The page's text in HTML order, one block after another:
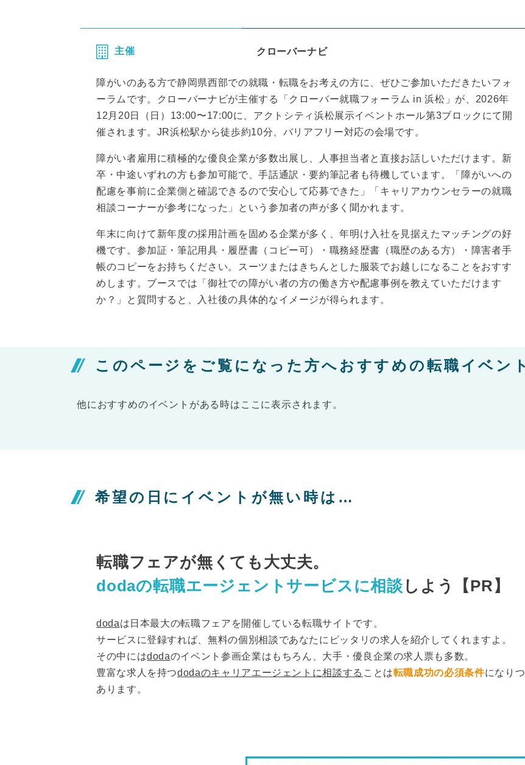
主催 クローバーナビ
障がいのある方で静岡県西部での就職・転職をお考えの方に、ぜひご参加いただきたいフォ
ーラムです。クローバーナビが主催する「クローバー就職フォーラム in 浜松」が、2026年
12月20日（日）13:00〜17:00に、アクトシティ浜松展示イベントホール第3ブロックにて開
催されます。JR浜松駅から徒歩約10分、バリアフリー対応の会場です。
障がい者雇用に積極的な優良企業が多数出展し、人事担当者と直接お話しいただけます。新
卒・中途いずれの方も参加可能で、手話通訳・要約筆記者も待機しています。「障がいへの
配慮を事前に企業側と確認できるので安心して応募できた」「キャリアカウンセラーの就職
相談コーナーが参考になった」という参加者の声が多く聞かれます。
年末に向けて新年度の採用計画を固める企業が多く、年明け入社を見据えたマッチングの好
機です。参加証・筆記用具・履歴書（コピー可）・職務経歴書（職歴のある方）・障害者手
帳のコピーをお持ちください。スーツまたはきちんとした服装でお越しになることをおすす
めします。ブースでは「御社での障がい者の方の働き方や配慮事例を教えていただけます
か？」と質問すると、入社後の具体的なイメージが得られます。
このページをご覧になった方へおすすめの転職イベント
他におすすめのイベントがある時はここに表示されます。
希望の日にイベントが無い時は…
転職フェアが無くても大丈夫。
dodaの転職エージェントサービスに相談 しよう【PR】
dodaは日本最大の転職フェアを開催している転職サイトです。
サービスに登録すれば、無料の個別相談であなたにピッタリの求人を紹介してくれますよ。
その中にはdodaのイベント参画企業はもちろん、大手・優良企業の求人票も多数。
豊富な求人を持つdodaのキャリアエージェントに相談する ことは転職成功の必須条件になり
あります。